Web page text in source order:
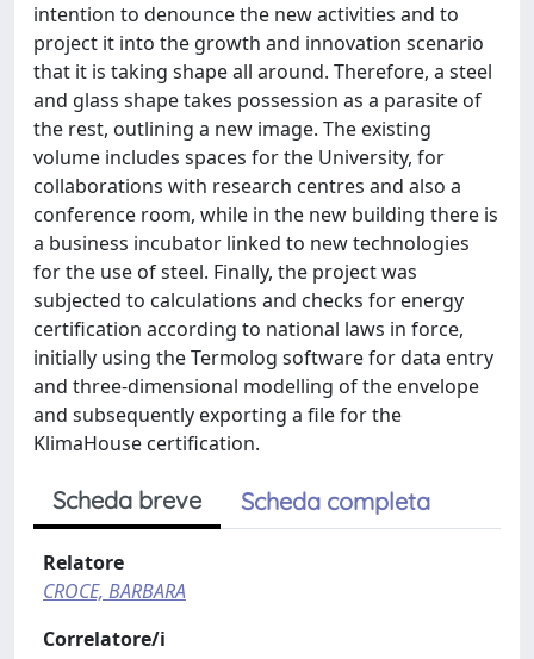
intention to denounce the new activities and to
project it into the growth and innovation scenario
that it is taking shape all around. Therefore, a steel
and glass shape takes possession as a parasite of
the rest, outlining a new image. The existing
volume includes spaces for the University, for
collaborations with research centres and also a
conference room, while in the new building there is
a business incubator linked to new technologies
for the use of steel. Finally, the project was
subjected to calculations and checks for energy
certification according to national laws in force,
initially using the Termolog software for data entry
and three-dimensional modelling of the envelope
and subsequently exporting a file for the
KlimaHouse certification.
Scheda breve Scheda completa
Relatore
CROCE, BARBARA
Correlatore/i